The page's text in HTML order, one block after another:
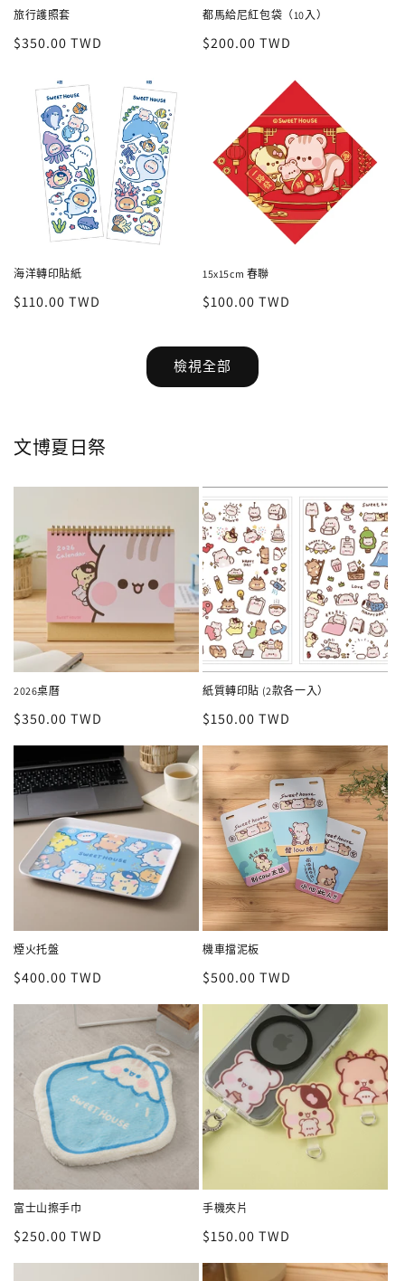
旅行護照套
定
$350.00 TWD
都馬給尼紅包袋（10入）
定
$200.00 TWD
海洋轉印貼紙
定
$110.00 TWD
15x15cm 春聯
定
$100.00 TWD
檢視全部
文博夏日祭
2026桌曆
定
$350.00 TWD
紙質轉印貼 (2款各一入）
定
$150.00 TWD
煙火托盤
定
$400.00 TWD
機車擋泥板
定
$500.00 TWD
富士山擦手巾
定
$250.00 TWD
手機夾片
定
$150.00 TWD